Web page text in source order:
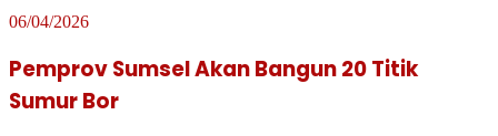
06/04/2026
Pemprov Sumsel Akan Bangun 20 Titik
Sumur Bor